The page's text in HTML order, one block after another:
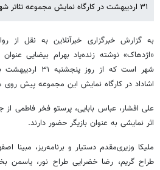
۳۱ اردیبهشت در کارگاه نمایش مجموعه تئاتر شهر روی صحنه می‌رود.
به گزارش خبرگزاری خبرآنلاین به نقل از
«اژدهاک» نوشته زنده‌یاد بهرام بیضایی عنوان
شهر است که از
اشاداد در کارگاه نمایش این مجموعه پیش روی
علی افشار، عباس بابایی، پرستو فخر فاطمی
اثر نمایشی به عنوان بازیگر حضور دارند.
ملیکا وزیری‌مقدم دستیار و برنامه‌ریز، مبینا
طراح گریم، رضا خضرایی طراح نور، یاسمن